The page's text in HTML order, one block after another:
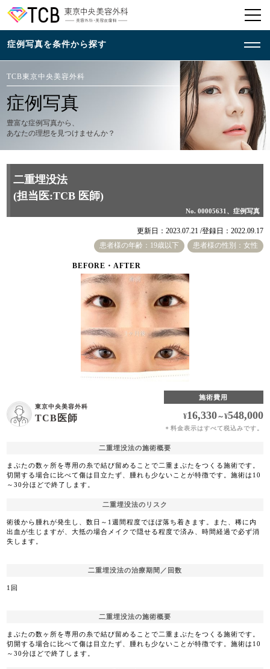
TCB東京中央美容外科
症例写真
豊富な症例写真から、
あなたの理想を見つけませんか？
二重埋没法
(担当医:TCB 医師)
No. 00005631、症例写真
患者様の年齢：19歳以下 患者様の性別：女性
更新日：2023.07.21 /登録日：2022.09.17
BEFORE・AFTER
東京中央美容外科
TCB医師
施術費用
¥16,330～¥548,000
＊ 料金表示はすべて税込みです。
二重埋没法の施術概要
まぶたの数ヶ所を専用の糸で結び留めることで二重まぶたをつくる施術です。
切開する場合に比べて傷は目立たず、腫れも少ないことが特徴です。施術は10
～30分ほどで終了します。
二重埋没法のリスク
術後から腫れが発生し、数日～1週間程度でほぼ落ち着きます。また、稀に内
出血が生じますが、大抵の場合メイクで隠せる程度で済み、時間経過で必ず消
失します。
二重埋没法の治療期間／回数
1回
二重埋没法の施術概要
まぶたの数ヶ所を専用の糸で結び留めることで二重まぶたをつくる施術です。
切開する場合に比べて傷は目立たず、腫れも少ないことが特徴です。施術は10
～30分ほどで終了します。